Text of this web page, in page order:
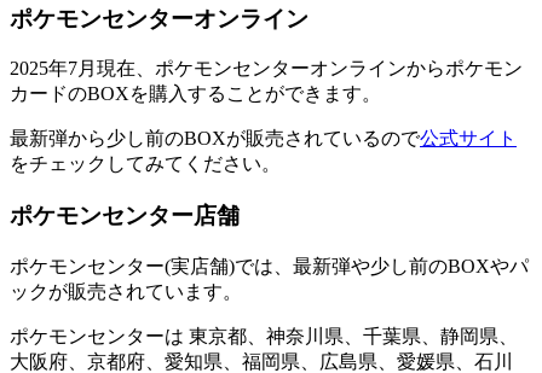
ポケモンセンターオンライン
2025年7月現在、ポケモンセンターオンラインからポケモン
カードのBOXを購入することができます。
最新弾から少し前のBOXが販売されているので公式サイト
をチェックしてみてください。
ポケモンセンター店舗
ポケモンセンター(実店舗)では、最新弾や少し前のBOXやパ
ックが販売されています。
ポケモンセンターは 東京都、神奈川県、千葉県、静岡県、
大阪府、京都府、愛知県、福岡県、広島県、愛媛県、石川